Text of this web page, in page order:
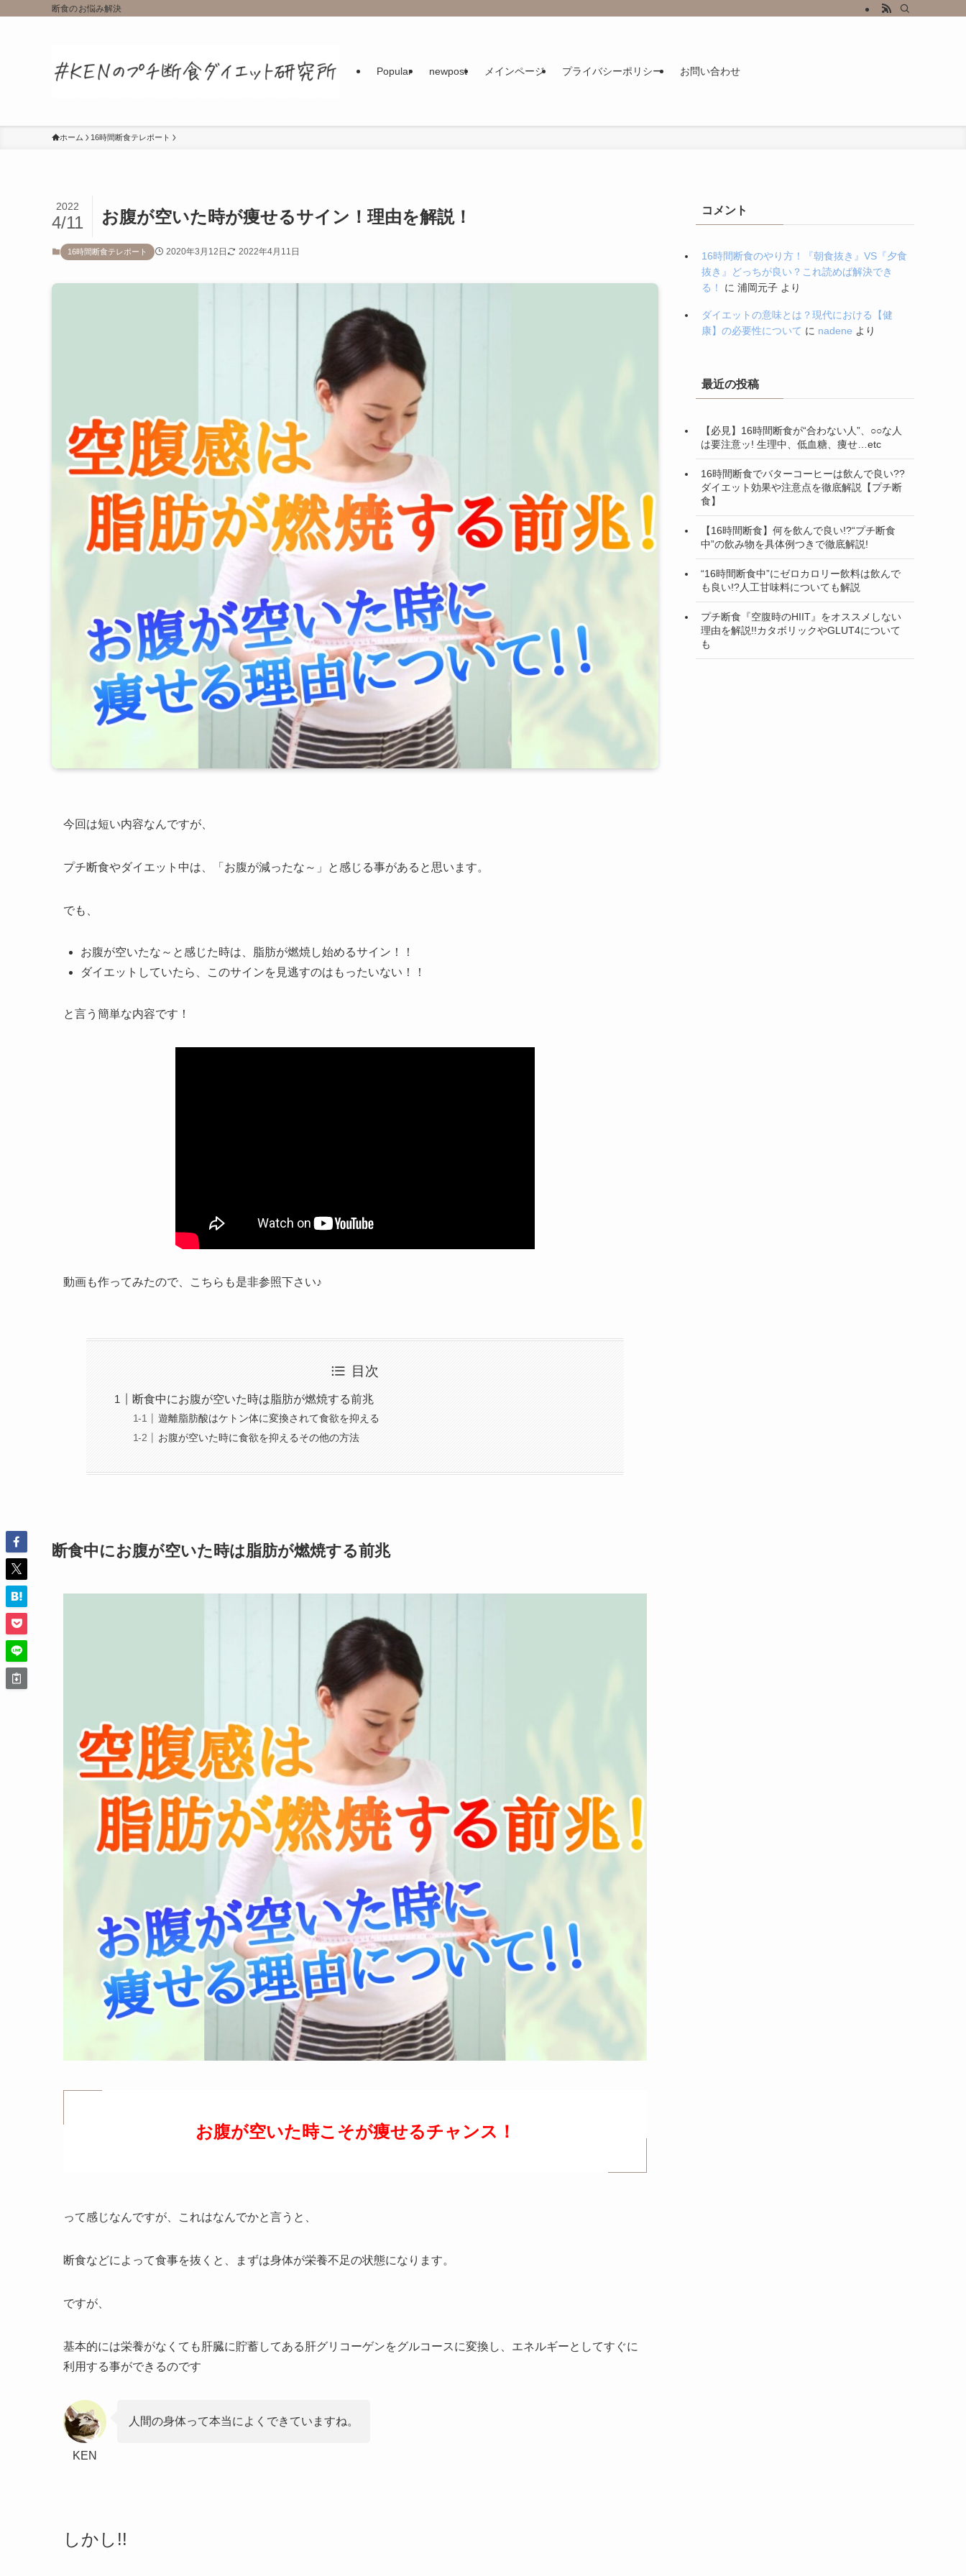
断食のお悩み解決
Popular newpost メインページ プライバシーポリシー お問い合わせ
ホーム 16時間断食テレポート
お腹が空いた時が痩せるサイン！理由を解説！
2022
4/11
16時間断食テレポート 2020年3月12日 2022年4月11日
今回は短い内容なんですが、
プチ断食やダイエット中は、「お腹が減ったな～」と感じる事があると思います。
でも、
お腹が空いたな～と感じた時は、脂肪が燃焼し始めるサイン！！
ダイエットしていたら、このサインを見逃すのはもったいない！！
と言う簡単な内容です！
動画も作ってみたので、こちらも是非参照下さい♪
目次
断食中にお腹が空いた時は脂肪が燃焼する前兆
遊離脂肪酸はケトン体に変換されて食欲を抑える
お腹が空いた時に食欲を抑えるその他の方法
断食中にお腹が空いた時は脂肪が燃焼する前兆
お腹が空いた時こそが痩せるチャンス！
って感じなんですが、これはなんでかと言うと、
断食などによって食事を抜くと、まずは身体が栄養不足の状態になります。
ですが、
基本的には栄養がなくても肝臓に貯蓄してある肝グリコーゲンをグルコースに変換し、エネルギーとしてすぐに
利用する事ができるのです
KEN
人間の身体って本当によくできていますね。
しかし!!
コメント
16時間断食のやり方！『朝食抜き』VS『夕食
抜き』どっちが良い？これ読めば解決でき
る！
に 浦岡元子 より
ダイエットの意味とは？現代における【健
康】の必要性について に nadene より
最近の投稿
【必見】16時間断食が“合わない人”、○○な人
は要注意ッ! 生理中、低血糖、痩せ…etc
16時間断食でバターコーヒーは飲んで良い??
ダイエット効果や注意点を徹底解説【プチ断
食】
【16時間断食】何を飲んで良い!?“プチ断食
中”の飲み物を具体例つきで徹底解説!
“16時間断食中”にゼロカロリー飲料は飲んで
も良い!?人工甘味料についても解説
プチ断食『空腹時のHIIT』をオススメしない
理由を解説!!カタボリックやGLUT4について
も